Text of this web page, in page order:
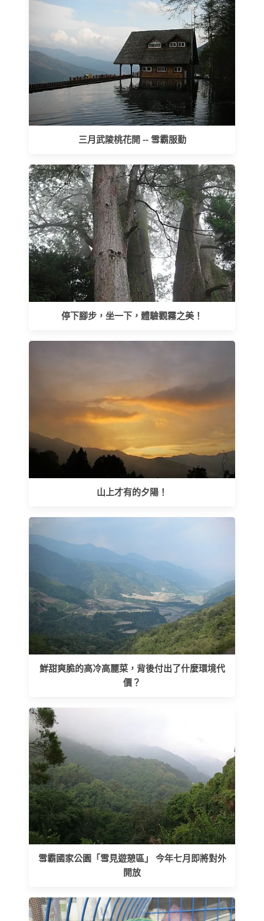
三月武陵桃花開 -- 雪霸服勤
停下腳步，坐一下，體驗觀霧之美！
山上才有的夕陽！
鮮甜爽脆的高冷高麗菜，背後付出了什麼環境代
價？
雪霸國家公園「雪見遊憩區」 今年七月即將對外
開放